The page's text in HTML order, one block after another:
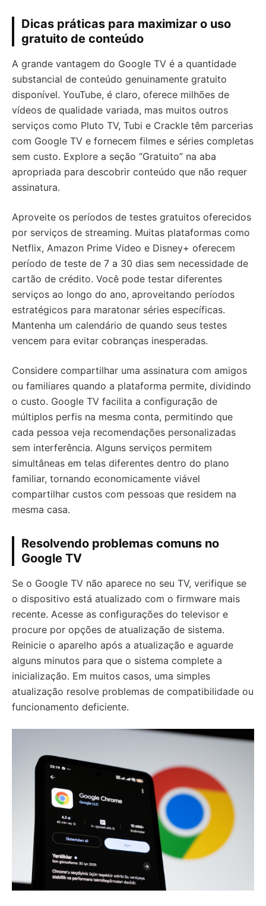
Dicas práticas para maximizar o uso
gratuito de conteúdo
A grande vantagem do Google TV é a quantidade
substancial de conteúdo genuinamente gratuito
disponível. YouTube, é claro, oferece milhões de
vídeos de qualidade variada, mas muitos outros
serviços como Pluto TV, Tubi e Crackle têm parcerias
com Google TV e fornecem filmes e séries completas
sem custo. Explore a seção “Gratuito” na aba
apropriada para descobrir conteúdo que não requer
assinatura.
Aproveite os períodos de testes gratuitos oferecidos
por serviços de streaming. Muitas plataformas como
Netflix, Amazon Prime Video e Disney+ oferecem
período de teste de 7 a 30 dias sem necessidade de
cartão de crédito. Você pode testar diferentes
serviços ao longo do ano, aproveitando períodos
estratégicos para maratonar séries específicas.
Mantenha um calendário de quando seus testes
vencem para evitar cobranças inesperadas.
Considere compartilhar uma assinatura com amigos
ou familiares quando a plataforma permite, dividindo
o custo. Google TV facilita a configuração de
múltiplos perfis na mesma conta, permitindo que
cada pessoa veja recomendações personalizadas
sem interferência. Alguns serviços permitem
simultâneas em telas diferentes dentro do plano
familiar, tornando economicamente viável
compartilhar custos com pessoas que residem na
mesma casa.
Resolvendo problemas comuns no
Google TV
Se o Google TV não aparece no seu TV, verifique se
o dispositivo está atualizado com o firmware mais
recente. Acesse as configurações do televisor e
procure por opções de atualização de sistema.
Reinicie o aparelho após a atualização e aguarde
alguns minutos para que o sistema complete a
inicialização. Em muitos casos, uma simples
atualização resolve problemas de compatibilidade ou
funcionamento deficiente.